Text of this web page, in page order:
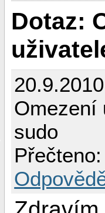
Dotaz:
Omezení
sudo